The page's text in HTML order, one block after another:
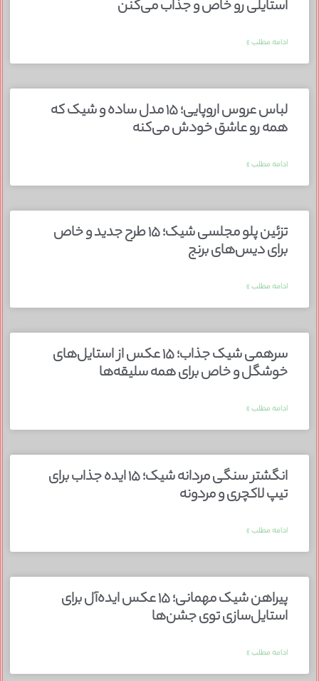
استایلی رو خاص و جذاب می‌کنن
ادامه مطلب »
لباس عروس اروپایی؛ ۱۵ مدل ساده و شیک که
همه رو عاشق خودش می‌کنه
ادامه مطلب »
تزئین پلو مجلسی شیک؛ ۱۵ طرح جدید و خاص
برای دیس‌های برنج
ادامه مطلب »
سرهمی شیک جذاب؛ ۱۵ عکس از استایل‌های
خوشگل و خاص برای همه سلیقه‌ها
ادامه مطلب »
انگشتر سنگی مردانه شیک؛ ۱۵ ایده جذاب برای
تیپ لاکچری و مردونه
ادامه مطلب »
پیراهن شیک مهمانی؛ ۱۵ عکس ایده‌آل برای
استایل‌سازی توی جشن‌ها
ادامه مطلب »